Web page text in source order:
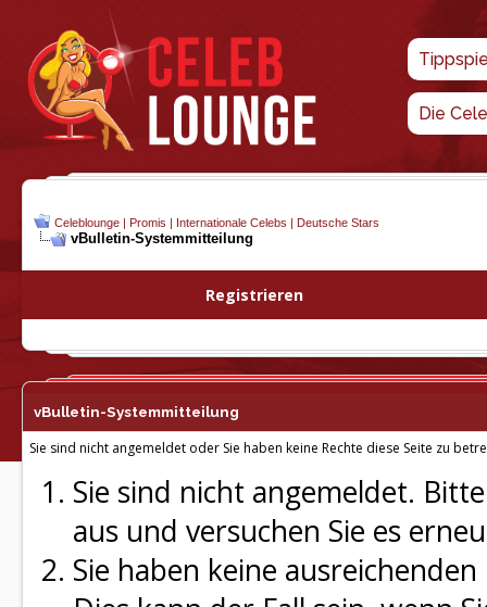
Die
Celeblounge | Promis | Internationale Celebs | Deutsche Stars
vBulletin-Systemmitteilung
Registrieren
vBulletin-Systemmitteilung
Sie sind nicht angemeldet oder Sie haben keine Rechte diese Seite zu
Sie sind nicht angemeldet.
aus und versuchen Sie es
Sie haben keine